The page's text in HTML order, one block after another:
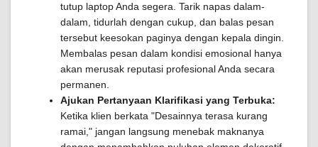
tutup laptop Anda segera. Tarik napas dalam-
dalam, tidurlah dengan cukup, dan balas pesan
tersebut keesokan paginya dengan kepala dingin.
Membalas pesan dalam kondisi emosional hanya
akan merusak reputasi profesional Anda secara
permanen.
Ajukan Pertanyaan Klarifikasi yang Terbuka:
Ketika klien berkata "Desainnya terasa kurang
ramai," jangan langsung menebak maknanya